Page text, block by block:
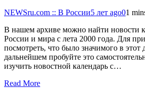
NEWSru.com :: В России5 лет ago01
В нашем архиве можно найти новости
России и мира с лета 2000 года. Для
посмотреть, что было значимого в этот
дальнейшем пробуйте это
изучить новостной календарь с…
Read More